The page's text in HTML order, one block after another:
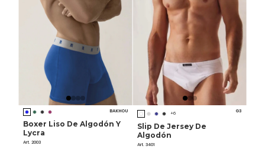
BAKHOU
Boxer Liso De Algodón Y
Lycra
Art. 2003
+6 G3
Slip De Jersey De
Algodón
Art. 3401